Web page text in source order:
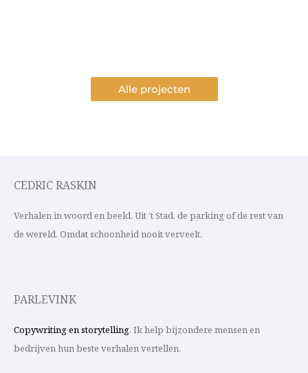
Alle projecten
CEDRIC RASKIN
Verhalen in woord en beeld. Uit ’t Stad, de parking of de rest van
de wereld. Omdat schoonheid nooit verveelt.
PARLEVINK
Copywriting en storytelling. Ik help bijzondere mensen en
bedrijven hun beste verhalen vertellen.